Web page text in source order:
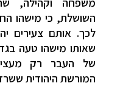
השושלת, כי מישהו
לכך. אותם צעירים
שאותו מישהו טעה
של העבר רק
המורשת היהודית